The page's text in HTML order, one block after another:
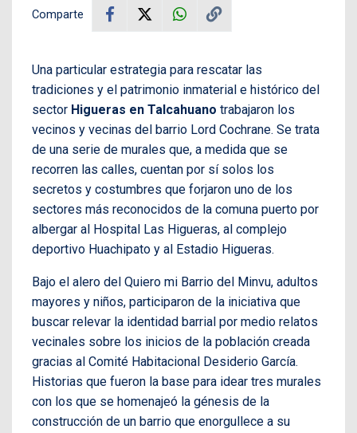
Comparte
Una particular estrategia para rescatar las
tradiciones y el patrimonio inmaterial e histórico del
sector Higueras en Talcahuano trabajaron los
vecinos y vecinas del barrio Lord Cochrane. Se trata
de una serie de murales que, a medida que se
recorren las calles, cuentan por sí solos los
secretos y costumbres que forjaron uno de los
sectores más reconocidos de la comuna puerto por
albergar al Hospital Las Higueras, al complejo
deportivo Huachipato y al Estadio Higueras.
Bajo el alero del Quiero mi Barrio del Minvu, adultos
mayores y niños, participaron de la iniciativa que
buscar relevar la identidad barrial por medio relatos
vecinales sobre los inicios de la población creada
gracias al Comité Habitacional Desiderio García.
Historias que fueron la base para idear tres murales
con los que se homenajeó la génesis de la
construcción de un barrio que enorgullece a su